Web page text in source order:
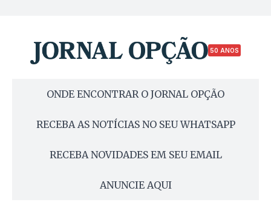
50 ANOS
ONDE ENCONTRAR O JORNAL OPÇÃO
RECEBA AS NOTÍCIAS NO SEU WHATSAPP
RECEBA NOVIDADES EM SEU EMAIL
ANUNCIE AQUI